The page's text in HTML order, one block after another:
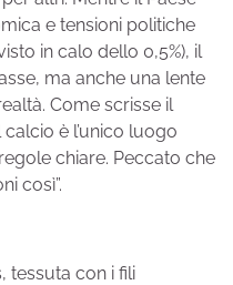
e tensioni politiche
in calo dello 0,5%), il
ma anche una lente
Come scrisse il
è l’unico luogo
chiare. Peccato che
così”.
tessuta con i fili